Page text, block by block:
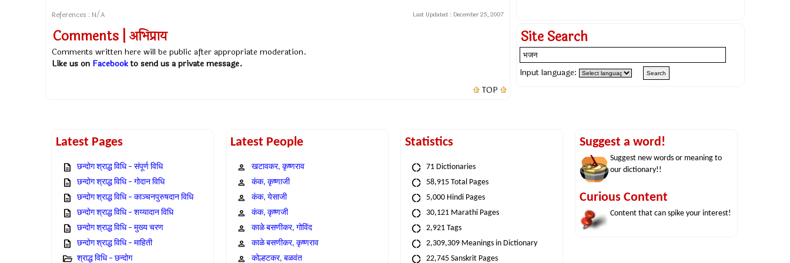
References : N/A Last Updated : December 25, 2007
Comments | अभिप्राय
Comments written here will be public after appropriate moderation.
Like us on Facebookto send us a private message.
TOP
Site Search
Input language:
Latest Pages
छन्दोग श्राद्ध विधि – संपूर्ण विधि
छन्दोग श्राद्ध विधि – गोदान विधि
छन्दोग श्राद्ध विधि – काञ्चनपुरुषदान विधि
छन्दोग श्राद्ध विधि – शय्यादान विधि
छन्दोग श्राद्ध विधि – मुख्य चरण
छन्दोग श्राद्ध विधि – माहिती
श्राद्ध विधि – छन्दोग
Latest People
खटावकर, कृष्णराव
कंक, कृष्णाजी
कंक, येसाजी
कंक, कृष्णजी
काळे बसणीकर, गोविंद
काळे बसणीकर, कृष्णराव
कोल्हटकर, बळवंत
Statistics
71 Dictionaries
58,915 Total Pages
5,000 Hindi Pages
30,121 Marathi Pages
2,921 Tags
2,309,309 Meanings in Dictionary
22,745 Sanskrit Pages
Suggest a word!
Suggest new words or meaning to
our dictionary!!
Curious Content
Content that can spike your interest!